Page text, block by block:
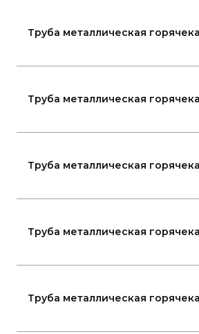
Труба металлическая
Труба металлическая
Труба металлическая
Труба металлическая
Труба металлическая